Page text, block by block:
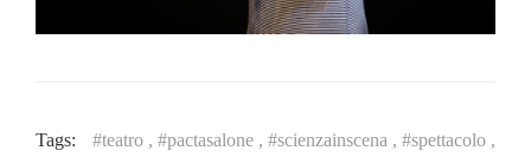
Tags: #teatro , #pactasalone , #scienzainscena , #spettacolo ,